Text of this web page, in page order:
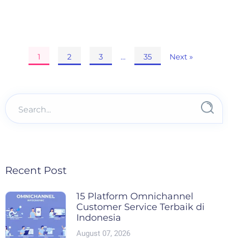
Posts1 2 3 … 35 Next »
Recent Post
15 Platform Omnichannel
Customer Service Terbaik di
Indonesia
August 07, 2026